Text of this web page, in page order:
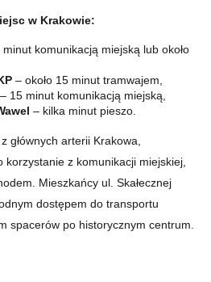
w Krakowie:
minut komunikacją miejską lub około
– około 15 minut tramwajem,
– 15 minut komunikacją miejską,
– kilka minut pieszo.
głównych arterii Krakowa,
korzystanie z komunikacji miejskiej,
Mieszkańcy ul. Skałecznej
dostępem do transportu
spacerów po historycznym centrum.